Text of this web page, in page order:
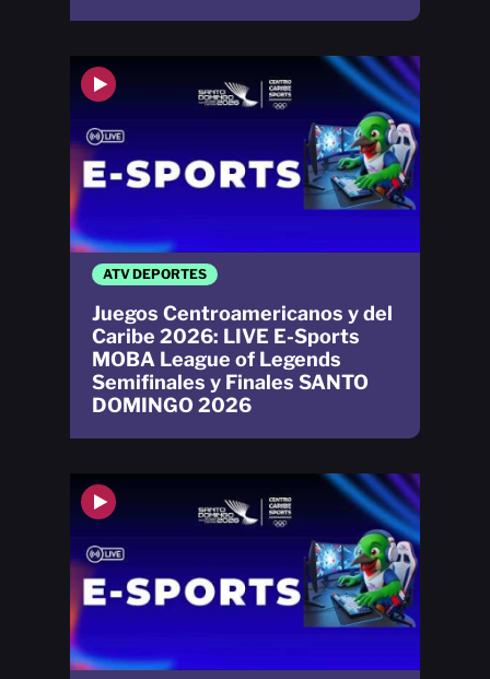
ATV DEPORTES
Juegos Centroamericanos y del
Caribe 2026: LIVE E-Sports
MOBA League of Legends
Semifinales y Finales SANTO
DOMINGO 2026